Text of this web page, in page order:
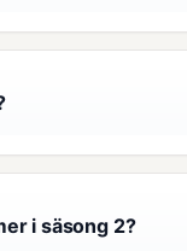
i säsong 2?